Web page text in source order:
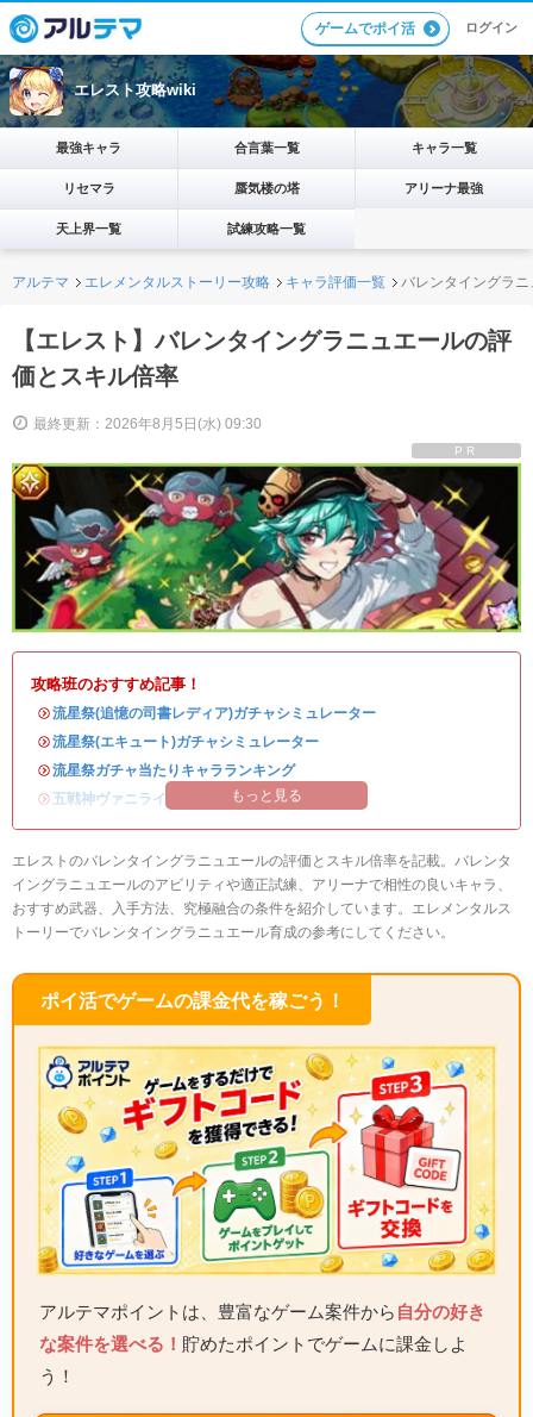
ゲームでポイ活 ログイン
エレスト攻略wiki
最強キャラ 合言葉一覧 キャラ一覧
リセマラ 蜃気楼の塔 アリーナ最強
天上界一覧 試練攻略一覧
アルテマ エレメンタルストーリー攻略 キャラ評価一覧 バレンタイングラ
【エレスト】バレンタイングラニュエールの評
価とスキル倍率
最終更新：2026年8月5日(水) 09:30
PR
攻略班のおすすめ記事！
・流星祭(追憶の司書レディア)ガチャシミュレーター
・流星祭(エキュート)ガチャシミュレーター
・流星祭ガチャ当たりキャラランキング
・ 五戦神ヴァニライベントまとめもっと見る
エレストのバレンタイングラニュエールの評価とスキル倍率を記載。バレンタ
イングラニュエールのアビリティや適正試練、アリーナで相性の良いキャラ、
おすすめ武器、入手方法、究極融合の条件を紹介しています。エレメンタルス
トーリーでバレンタイングラニュエール育成の参考にしてください。
ポイ活でゲームの課金代を稼ごう！
アルテマポイントは、豊富なゲーム案件から 自分の好き
な案件を選べる！ 貯めたポイントでゲームに課金しよ
う！